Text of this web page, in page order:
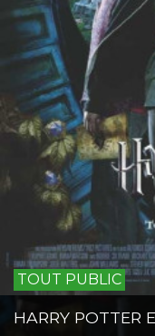
TOUT PUBLIC
HARRY POTTER